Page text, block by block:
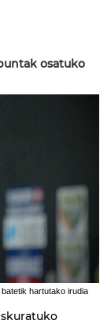
osatuko
hartutako irudia